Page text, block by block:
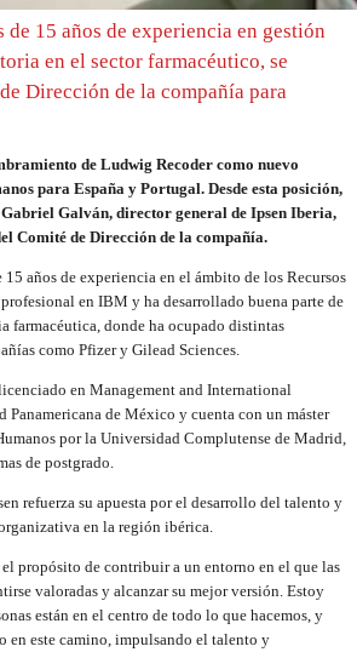
15 años de experiencia en gestión
en el sector farmacéutico, se
Dirección de la compañía para
de Ludwig Recoder como nuevo
para España y Portugal. Desde esta posición,
Galván, director general de Ipsen Iberia,
Comité de Dirección de la compañía.
15 años de experiencia en el ámbito de los Recursos
en IBM y ha desarrollado buena parte de
farmacéutica, donde ha ocupado distintas
como Pfizer y Gilead Sciences.
en Management and International
Panamericana de México y cuenta con un máster
por la Universidad Complutense de Madrid,
de postgrado.
refuerza su apuesta por el desarrollo del talento y
en la región ibérica.
propósito de contribuir a un entorno en el que las
valoradas y alcanzar su mejor versión. Estoy
están en el centro de todo lo que hacemos, y
en este camino, impulsando el talento y